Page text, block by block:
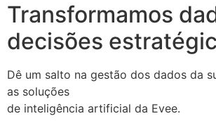
Transformamos
decisões
Dê um salto na gestão dos dados da
as soluções
de inteligência artificial da Evee.